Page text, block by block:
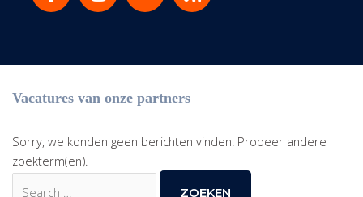
Vacatures van onze partners
Sorry, we konden geen berichten vinden. Probeer andere
zoekterm(en).
Zoek